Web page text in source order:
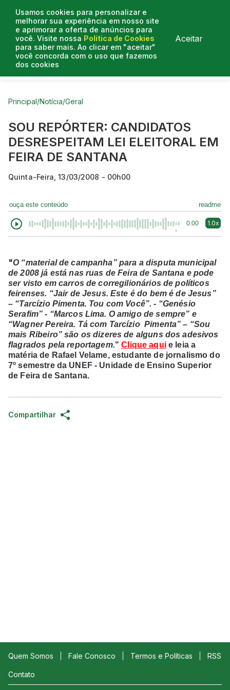
Usamos cookies para personalizar e
melhorar sua experiência em nosso site
e aprimorar a oferta de anúncios para
você. Visite nossa Política de Cookies
para saber mais. Ao clicar em "aceitar"
você concorda com o uso que fazemos
dos cookies
Aceitar
Curtas do Poder
Principal/Notícia/Geral
SOU REPÓRTER: CANDIDATOS
DESRESPEITAM LEI ELEITORAL EM
FEIRA DE SANTANA
Quinta-Feira, 13/03/2008 - 00h00
ouça este conteúdo readme
0:00 1.0x
"O “material de campanha” para a disputa municipal
de 2008 já está nas ruas de Feira de Santana e pode
ser visto em carros de corregilionários de políticos
feirenses. “Jair de Jesus. Este é do bem é de Jesus”
– “Tarcízio Pimenta. Tou com Você”. - “Genésio
Serafim” - “Marcos Lima. O amigo de sempre” e
“Wagner Pereira. Tá com Tarcízio Pimenta” – “Sou
mais Ribeiro” são os dizeres de alguns dos adesivos
flagrados pela reportagem."Clique aquie leia a
matéria de Rafael Velame, estudante de jornalismo do
7º semestre da UNEF - Unidade de Ensino Superior
de Feira de Santana.
Compartilhar
Quem Somos Fale Conosco Termos e Políticas RSS
Contato